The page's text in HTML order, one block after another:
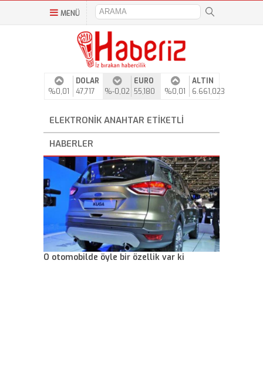
MENÜ
%0,01
DOLAR
47,717
%-0,02
EURO
55,180
%0,01
ALTIN
6.661,023
ELEKTRONIK ANAHTAR ETIKETLI
HABERLER
O otomobilde öyle bir özellik var ki